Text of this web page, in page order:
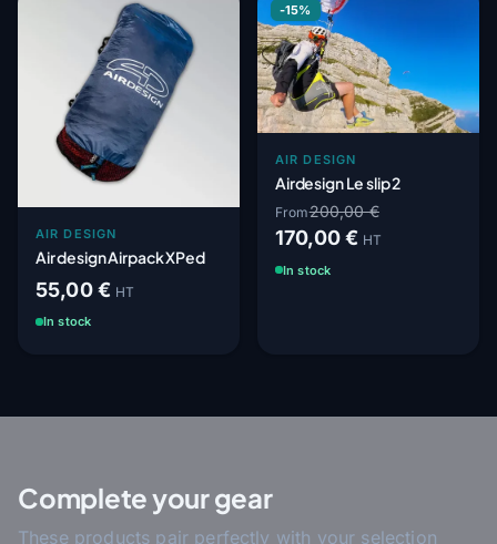
AIR DESIGN
Air design Airpack XPed
55,00 € HT
In stock
-15%
AIR DESIGN
Airdesign Le slip 2
From200,00 €
170,00 € HT
In stock
Complete your gear
These products pair perfectly with your selection